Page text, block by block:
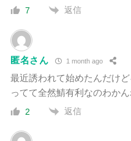
7 返信
匿名さん 1 month ago
最近誘われて始めたんだけ
ってて全然鯖有利なのわか
2 返信